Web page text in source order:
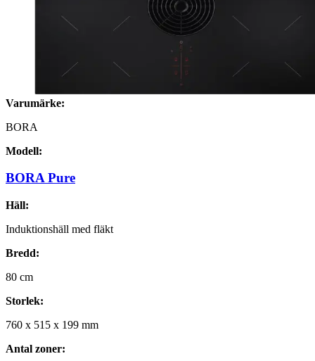
Varumärke:
BORA
Modell:
BORA Pure
Häll:
Induktionshäll med fläkt
Bredd:
80 cm
Storlek:
760 x 515 x 199 mm
Antal zoner: